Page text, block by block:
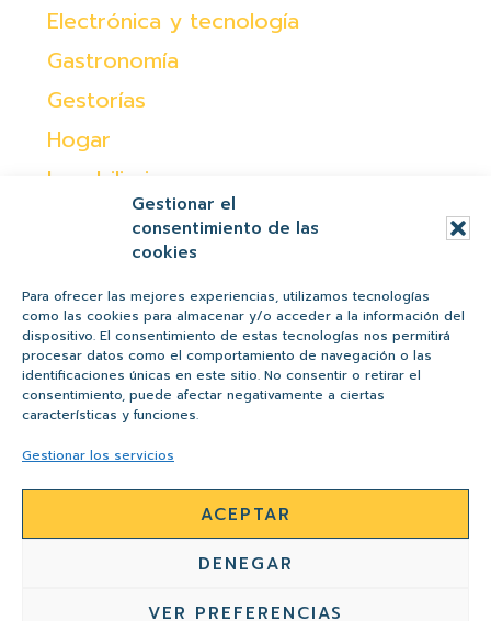
Gestionar el
consentimiento de las
cookies
Para ofrecer las mejores experiencias, utilizamos tecnologías
como las cookies para almacenar y/o acceder a la información del
dispositivo. El consentimiento de estas tecnologías nos permitirá
procesar datos como el comportamiento de navegación o las
identificaciones únicas en este sitio. No consentir o retirar el
consentimiento, puede afectar negativamente a ciertas
características y funciones.
Gestionar los servicios
ACEPTAR
DENEGAR
VER PREFERENCIAS
Electrónica y tecnología
Gastronomía
Gestorías
Hogar
Inmobiliaria
Otras
Peques
Regalos
Salud y belleza
Tiendas
POLÍTICA DE COOKIES